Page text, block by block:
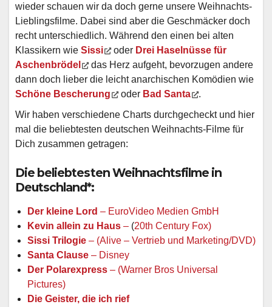
wieder schauen wir da doch gerne unsere Weihnachts-
Lieblingsfilme. Dabei sind aber die Geschmäcker doch
recht unterschiedlich. Während den einen bei alten
Klassikern wie Sissi oder Drei Haselnüsse für
Aschenbrödel
das Herz aufgeht, bevorzugen andere
dann doch lieber die leicht anarchischen Komödien wie
Schöne Bescherung
oder Bad Santa
.
Wir haben verschiedene Charts durchgecheckt und hier
mal die beliebtesten deutschen Weihnachts-Filme für
Dich zusammen getragen:
Die beliebtesten Weihnachtsfilme in
Deutschland*:
Der kleine Lord – EuroVideo Medien GmbH
Kevin allein zu Haus – (20th Century Fox)
Sissi Trilogie – (Alive – Vertrieb und Marketing/DVD)
Santa Clause – Disney
Der Polarexpress – (Warner Bros Universal
Pictures)
Die Geister, die ich rief